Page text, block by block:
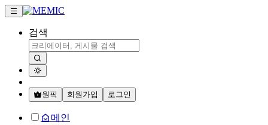
검색
원픽 회원가입 로그인
메인